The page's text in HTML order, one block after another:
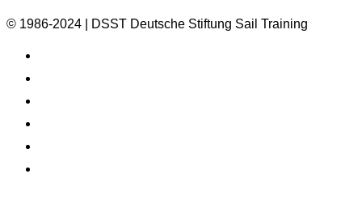
© 1986-2024 | DSST Deutsche Stiftung Sail Training